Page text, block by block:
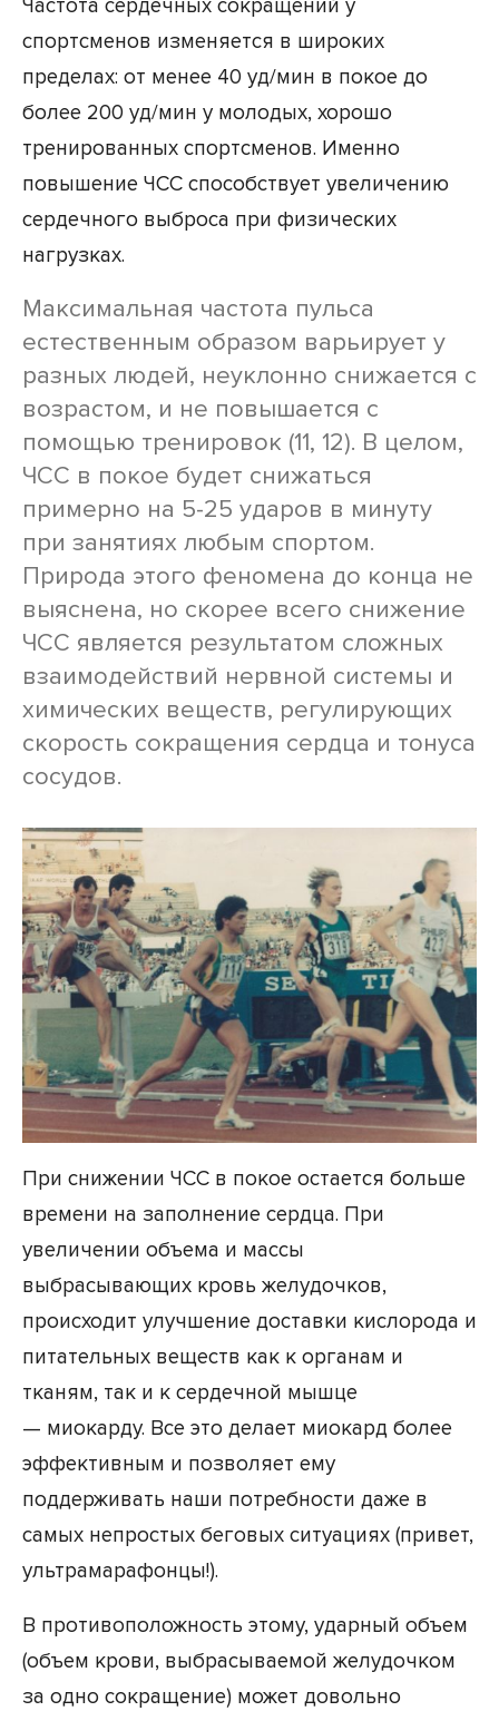
Частота сердечных сокращений у
спортсменов изменяется в широких
пределах: от менее 40 уд/мин в покое до
более 200 уд/мин у молодых, хорошо
тренированных спортсменов. Именно
повышение ЧСС способствует увеличению
сердечного выброса при физических
нагрузках.
Максимальная частота пульса
естественным образом варьирует у
разных людей, неуклонно снижается с
возрастом, и не повышается с
помощью тренировок (11, 12). В целом,
ЧСС в покое будет снижаться
примерно на 5-25 ударов в минуту
при занятиях любым спортом.
Природа этого феномена до конца не
выяснена, но скорее всего снижение
ЧСС является результатом сложных
взаимодействий нервной системы и
химических веществ, регулирующих
скорость сокращения сердца и тонуса
сосудов.
При снижении ЧСС в покое остается больше
времени на заполнение сердца. При
увеличении объема и массы
выбрасывающих кровь желудочков,
происходит улучшение доставки кислорода и
питательных веществ как к органам и
тканям, так и к сердечной мышце
— миокарду. Все это делает миокард более
эффективным и позволяет ему
поддерживать наши потребности даже в
самых непростых беговых ситуациях (привет,
ультрамарафонцы!).
В противоположность этому, ударный объем
(объем крови, выбрасываемой желудочком
за одно сокращение) может довольно